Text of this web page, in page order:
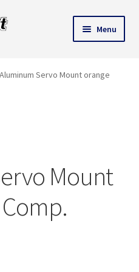
Menu
Aluminum Servo Mount orange
Mount